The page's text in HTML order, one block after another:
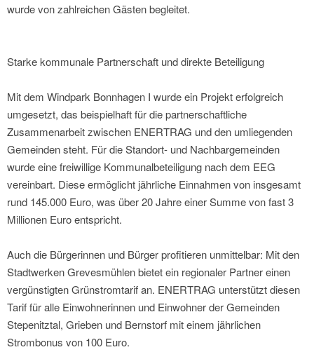
wurde von zahlreichen Gästen begleitet.
Starke kommunale Partnerschaft und direkte Beteiligung
Mit dem Windpark Bonnhagen I wurde ein Projekt erfolgreich
umgesetzt, das beispielhaft für die partnerschaftliche
Zusammenarbeit zwischen ENERTRAG und den umliegenden
Gemeinden steht. Für die Standort- und Nachbargemeinden
wurde eine freiwillige Kommunalbeteiligung nach dem EEG
vereinbart. Diese ermöglicht jährliche Einnahmen von insgesamt
rund 145.000 Euro, was über 20 Jahre einer Summe von fast 3
Millionen Euro entspricht.
Auch die Bürgerinnen und Bürger profitieren unmittelbar: Mit den
Stadtwerken Grevesmühlen bietet ein regionaler Partner einen
vergünstigten Grünstromtarif an. ENERTRAG unterstützt diesen
Tarif für alle Einwohnerinnen und Einwohner der Gemeinden
Stepenitztal, Grieben und Bernstorf mit einem jährlichen
Strombonus von 100 Euro.